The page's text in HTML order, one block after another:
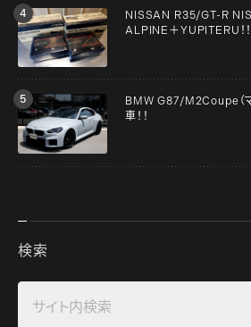
NISSAN R35/GT-R
ALPINE＋YUPITERU！！
BMW G87/M2Coupe（
車！！
検索